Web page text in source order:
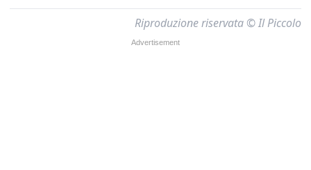
Riproduzione riservata © Il Piccolo